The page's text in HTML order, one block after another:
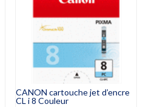
CANON cartouche jet d’encre
CL i 8 Couleur